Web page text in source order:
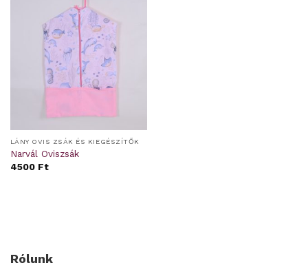
LÁNY OVIS ZSÁK ÉS KIEGÉSZÍTŐK
Narvál Oviszsák
4500 Ft
Rólunk